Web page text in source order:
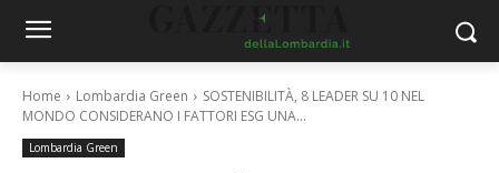
Home Lombardia Green
SOSTENIBILITÀ, 8 LEADER SU 10 NEL
MONDO CONSIDERANO I FATTORI ESG UNA...
Lombardia Green